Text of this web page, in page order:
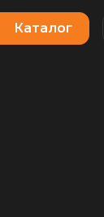
Каталог